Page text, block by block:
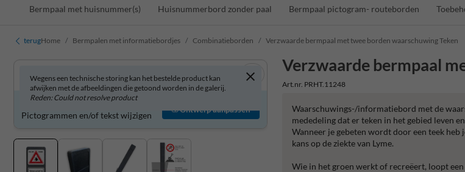
Bermpaal met huisnummer(s) Huisnummerbord zonder paal Bermpaal pictogram- routeborden
terugHome Bermpalen met informatiebordjes Combinatieborden Verzwaarde bermpaal met twee borden waarschuwing Teken
Verzwaarde bermpaal
Art.nr. PRHT.11248
Wegens een technische storing kan het bestelde product kan
afwijken met de afbeeldingen die getoond worden in de galerij.
Reden: Could not resolve product
Product zelf aanpassen?
Pictogrammen en/of tekst wijzigen
Ontwerp aanpassen
Waarschuwings-/informatiebord met de
mededeling dat er teken in het gebied leven
Wanneer je gebeten wordt door een teek heb
kans op de ziekte van Lyme.
Wie in het groen werkt of recreëert, loopt